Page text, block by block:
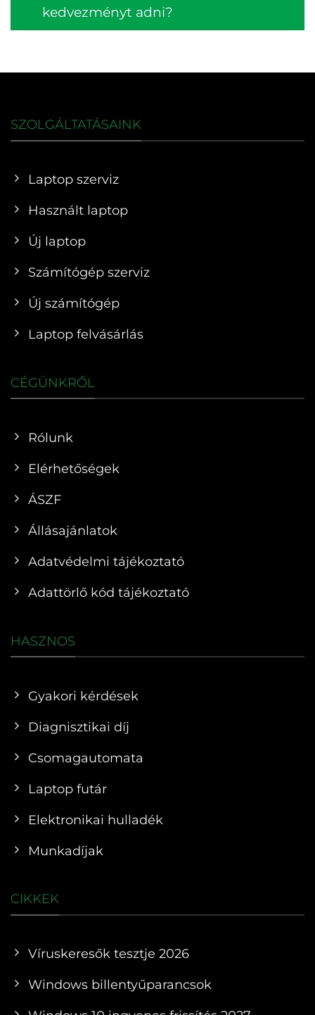
kedvezményt adni?
SZOLGÁLTATÁSAINK
Laptop szerviz
Használt laptop
Új laptop
Számítógép szerviz
Új számítógép
Laptop felvásárlás
CÉGÜNKRŐL
Rólunk
Elérhetőségek
ÁSZF
Állásajánlatok
Adatvédelmi tájékoztató
Adattörlő kód tájékoztató
HASZNOS
Gyakori kérdések
Diagnisztikai díj
Csomagautomata
Laptop futár
Elektronikai hulladék
Munkadíjak
CIKKEK
Víruskeresők tesztje 2026
Windows billentyűparancsok